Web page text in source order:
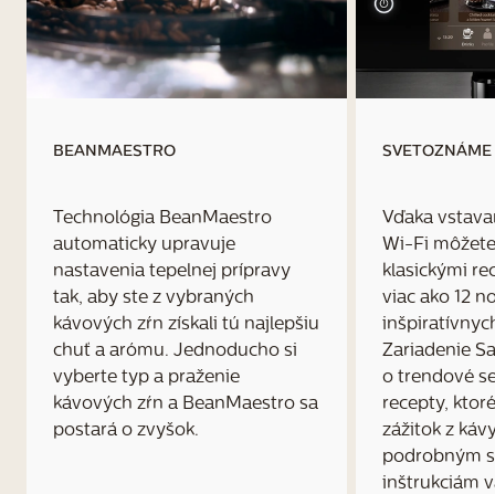
BEANMAESTRO
Technológia BeanMaestro
automaticky upravuje
nastavenia tepelnej prípravy
tak, aby ste z vybraných
kávových zŕn získali tú najlepšiu
chuť a arómu. Jednoducho si
vyberte typ a praženie
kávových zŕn a BeanMaestro sa
postará o zvyšok.
Vďaka
Wi-Fi
klasickými
viac ako 12
Zariadenie
o trendové
recepty,
zážitok z
podrobným
inštrukciám